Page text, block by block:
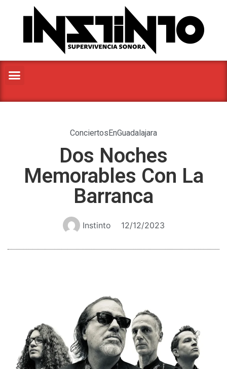
ConciertosEnGuadalajara
Dos Noches
Memorables Con La
Barranca
Instinto 12/12/2023